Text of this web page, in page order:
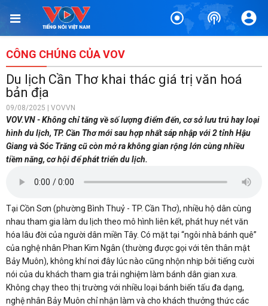
CÔNG CHÚNG CỦA VOV
Du lịch Cần Thơ khai thác giá trị văn hoá
bản địa
09/08/2025 | VOVVN
VOV.VN - Không chỉ tăng về số lượng điểm đến, cơ sở lưu trú hay loại
hình du lịch, TP. Cần Thơ mới sau hợp nhất sáp nhập với 2 tỉnh Hậu
Giang và Sóc Trăng cũ còn mở ra không gian rộng lớn cùng nhiều
tiềm năng, cơ hội để phát triển du lịch.
Tại Cồn Sơn (phường Bình Thuỷ - TP. Cần Thơ), nhiều hộ dân cùng
nhau tham gia làm du lịch theo mô hình liên kết, phát huy nét văn
hóa lâu đời của người dân miền Tây. Có mặt tại “ngôi nhà bánh quê”
của nghệ nhân Phan Kim Ngân (thường được gọi với tên thân mật
Bảy Muôn), không khí nơi đây lúc nào cũng nhộn nhịp bởi tiếng cười
nói của du khách tham gia trải nghiệm làm bánh dân gian xưa.
Không chạy theo thị trường với nhiều loại bánh biến tấu đa dạng,
nghệ nhân Bảy Muôn chỉ nhận làm và cho khách thưởng thức các